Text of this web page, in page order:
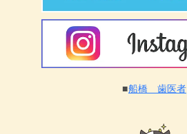
■船橋 歯医者